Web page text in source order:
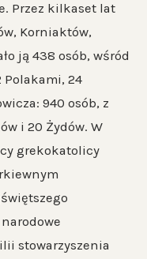
Przez kilkaset lat
Korniaktów,
ją 438 osób, wśród
Polakami, 24
940 osób, z
i 20 Żydów. W
grekokatolicy
stowarzyszenia